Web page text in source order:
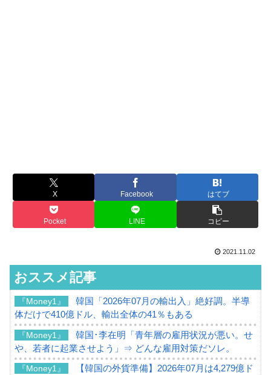
X Facebook はてブ
Pocket LINE コピー
2021.11.02
おススメ記事
『Money1』
韓国「2026年07月の輸出入」絶好調。半導
体だけで410億ドル、輸出全体の41％もある
『Money1』
韓国･李在明「青年層の雇用状況が悪い。せ
や、若者に起業させよう」⇒ どんな雇用対策だソレ。
『Money1』
【韓国の外貨準備】2026年07月は4,279億ド